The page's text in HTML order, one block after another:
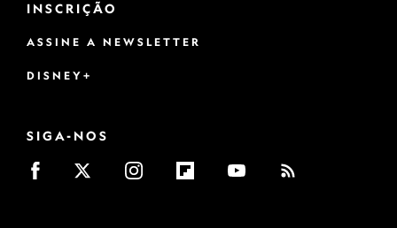
INSCRIÇÃO
ASSINE A NEWSLETTER
DISNEY+
SIGA-NOS